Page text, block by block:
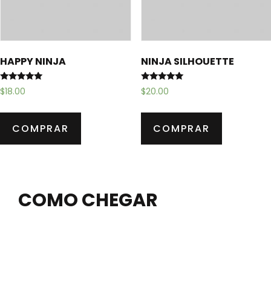
HAPPY NINJA
Avaliação
5.00
$18.00
COMPRAR
NINJA SILHOUETTE
Avaliação
5.00
$20.00
COMPRAR
COMO CHEGAR